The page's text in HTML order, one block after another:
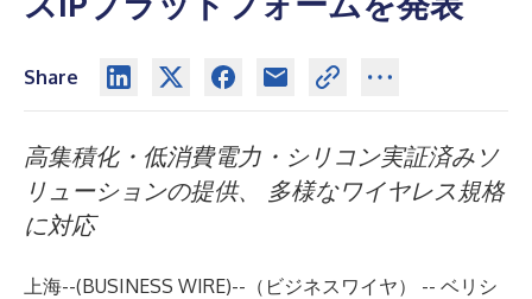
Share
高集積化・低消費電力・シリコン実証済みソ
リューションの提供、
多様なワイヤレス規格
に対応
上海--(BUSINESS WIRE)-- （ビジネスワイヤ） -- ベリシ